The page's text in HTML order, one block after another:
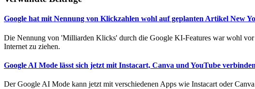
Google hat mit Nennung von Klickzahlen wohl auf geplanten Artikel New
Die Nennung von 'Milliarden Klicks' durch die Google KI-Features war wohl
Internet zu ziehen.
Google AI Mode lässt sich jetzt mit Instacart, Canva und YouTube verbinden
Der Google AI Mode kann jetzt mit verschiedenen Apps wie Instacart oder